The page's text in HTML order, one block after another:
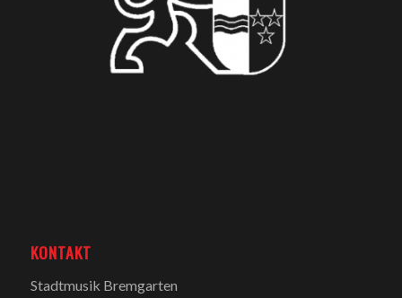
KONTAKT
Stadtmusik Bremgarten